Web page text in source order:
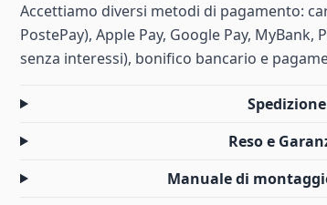
Accettiamo diversi metodi di pagamento:
PostePay), Apple Pay, Google Pay,
senza interessi), bonifico bancario e
Spedizione
Reso e
Manuale di